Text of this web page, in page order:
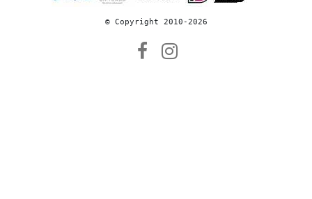
© Copyright 2010-2026